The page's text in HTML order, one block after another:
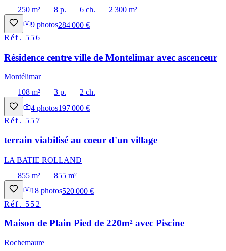
250 m²
8 p. 6 ch.
2 300 m²
9 photos284 000 €
Réf. 556
Résidence centre ville de Montelimar avec ascenceur
Montélimar
108 m²
3 p.
2 ch.
4 photos197 000 €
Réf. 557
terrain viabilisé au coeur d'un village
LA BATIE ROLLAND
855 m²
855 m²
18 photos520 000 €
Réf. 552
Maison de Plain Pied de 220m² avec Piscine
Rochemaure